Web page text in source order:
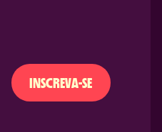
INSCREVA-SE